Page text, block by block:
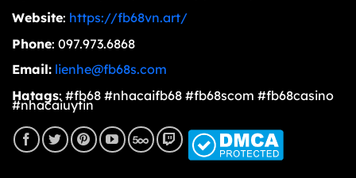
Website: https://fb68vn.art/
Phone: 097.973.6868
Email: lienhe@fb68s.com
Hatags: #fb68 #nhacaifb68 #fb68scom #fb68casino
#nhacaiuytin